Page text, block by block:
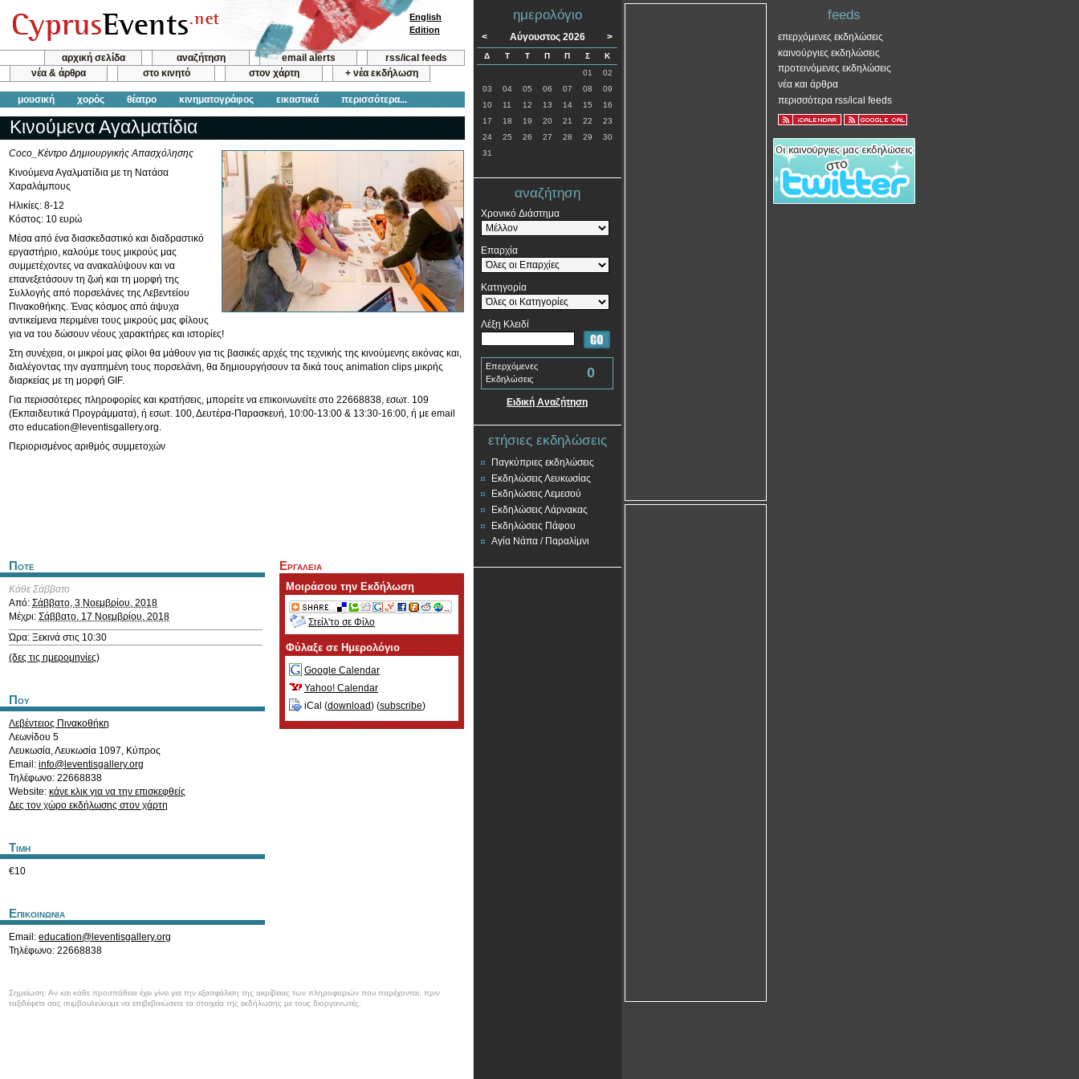
αρχική σελίδα αναζήτηση email alerts
rss/ical feeds
νέα & άρθρα
στο κινητό στον χάρτη + νέα εκδήλωση
μουσική χορός θέατρο κινηματογράφος εικαστικά περισσότερα...
English
Edition
Κινούμενα Αγαλματίδια
Coco_Κέντρο Δημιουργικής Απασχόλησης
Κινούμενα Αγαλματίδια με τη Νατάσα
Χαραλάμπους
Ηλικίες: 8-12
Κόστος: 10 ευρώ
Μέσα από ένα διασκεδαστικό και διαδραστικό
εργαστήριο, καλούμε τους μικρούς μας
συμμετέχοντες να ανακαλύψουν και να
επανεξετάσουν τη ζωή και τη μορφή της
Συλλογής από πορσελάνες της Λεβεντείου
Πινακοθήκης. Ένας κόσμος από άψυχα
αντικείμενα περιμένει τους μικρούς μας φίλους
για να του δώσουν νέους χαρακτήρες και ιστορίες!
Στη συνέχεια, οι μικροί μας φίλοι θα μάθουν για τις βασικές αρχές της τεχνικής της κινούμενης εικόνας και,
διαλέγοντας την αγαπημένη τους πορσελάνη, θα δημιουργήσουν τα δικά τους animation clips μικρής
διαρκείας με τη μορφή GIF.
Για περισσότερες πληροφορίες και κρατήσεις, μπορείτε να επικοινωνείτε στο 22668838, εσωτ. 109
(Εκπαιδευτικά Προγράμματα), ή εσωτ. 100, Δευτέρα-Παρασκευή, 10:00-13:00 & 13:30-16:00, ή με email
στο education@leventisgallery.org.
Περιορισμένος αριθμός συμμετοχών
Ποτε
Κάθε Σάββατο
Από: Σάββατο, 3 Νοεμβρίου, 2018
Μέχρι: Σάββατο, 17 Νοεμβρίου, 2018
Ώρα: Ξεκινά στις 10:30
(δες τις ημερομηνίες)
Που
Λεβέντειος Πινακοθήκη
Λεωνίδου 5
Λευκωσία,Λευκωσία 1097, Κύπρος
Email: info@leventisgallery.org
Τηλέφωνο: 22668838
Website: κάνε κλικ για να την επισκεφθείς
Δες τον χώρο εκδήλωσης στον χάρτη
Τιμη
€10
Επικοινωνια
Email: education@leventisgallery.org
Τηλέφωνο: 22668838
Εργαλεια
Μοιράσου την Εκδήλωση
Στείλ'το σε Φίλο
Φύλαξε σε Ημερολόγιο
Google Calendar
Yahoo! Calendar
iCal (download) (subscribe)
Σημείωση: Αν και κάθε προσπάθεια έχει γίνει για την εξασφάλιση της ακρίβειας των πληροφοριών που παρέχονται, πριν
ταξιδέψετε σας συμβουλεύουμε να επιβεβαιώσετε τα στοιχεία της εκδήλωσης με τους διοργανωτές.
ημερολόγιο
< Αύγουστος 2026 >
Δ Τ Τ Π Π Σ
Κ
01
02
03
04 05 06 07 08
09
10
11 12 13 14 15
16
17
18 19 20 21 22
23
24
25 26 27 28 29
30
31
αναζήτηση
Χρονικό Διάστημα
Επαρχία
Κατηγορία
Λέξη Κλειδί
Επερχόμενες
Εκδηλώσεις
0
Ειδική Αναζήτηση
ετήσιες εκδηλώσεις
Παγκύπριες εκδηλώσεις
Εκδηλώσεις Λευκωσίας
Εκδηλώσεις Λεμεσού
Εκδηλώσεις Λάρνακας
Εκδηλώσεις Πάφου
Αγία Νάπα / Παραλίμνι
feeds
επερχόμενες εκδηλώσεις
καινούργιες εκδηλώσεις
προτεινόμενες εκδηλώσεις
νέα και άρθρα
περισσότερα rss/ical feeds